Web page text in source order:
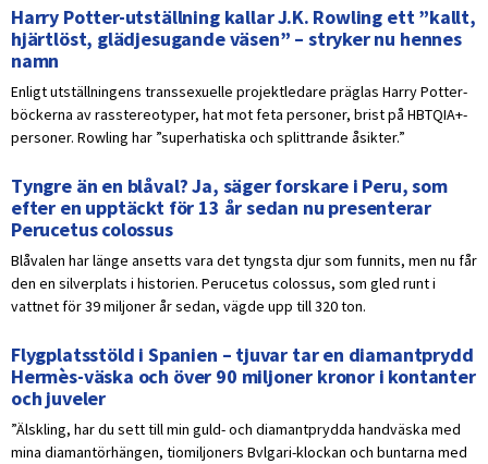
Harry Potter-utställning kallar J.K. Rowling ett ”kallt,
hjärtlöst, glädjesugande väsen” – stryker nu hennes
namn
Enligt utställningens transsexuelle projektledare präglas Harry Potter-
böckerna av rasstereotyper, hat mot feta personer, brist på HBTQIA+-
personer. Rowling har ”superhatiska och splittrande åsikter.”
Tyngre än en blåval? Ja, säger forskare i Peru, som
efter en upptäckt för 13 år sedan nu presenterar
Perucetus colossus
Blåvalen har länge ansetts vara det tyngsta djur som funnits, men nu får
den en silverplats i historien. Perucetus colossus, som gled runt i
vattnet för 39 miljoner år sedan, vägde upp till 320 ton.
Flygplatsstöld i Spanien – tjuvar tar en diamantprydd
Hermès-väska och över 90 miljoner kronor i kontanter
och juveler
”Älskling, har du sett till min guld- och diamantprydda handväska med
mina diamantörhängen, tiomiljoners Bvlgari-klockan och buntarna med